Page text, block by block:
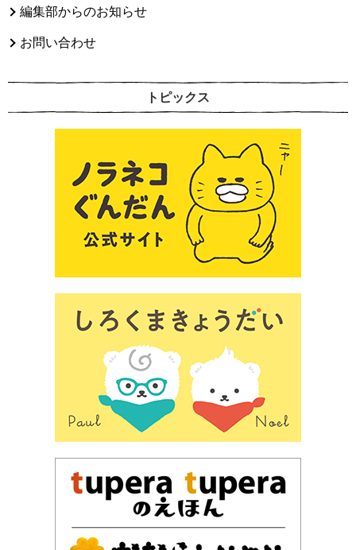
編集部からのお知らせ
お問い合わせ
トピックス